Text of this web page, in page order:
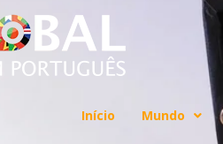
Início Mundo